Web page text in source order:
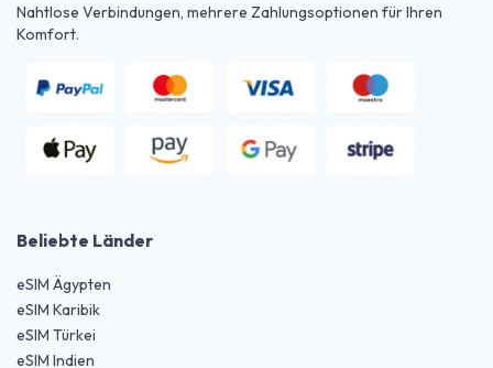
Nahtlose Verbindungen, mehrere Zahlungsoptionen für Ihren
Komfort.
Beliebte Länder
eSIM Ägypten
eSIM Karibik
eSIM Türkei
eSIM Indien